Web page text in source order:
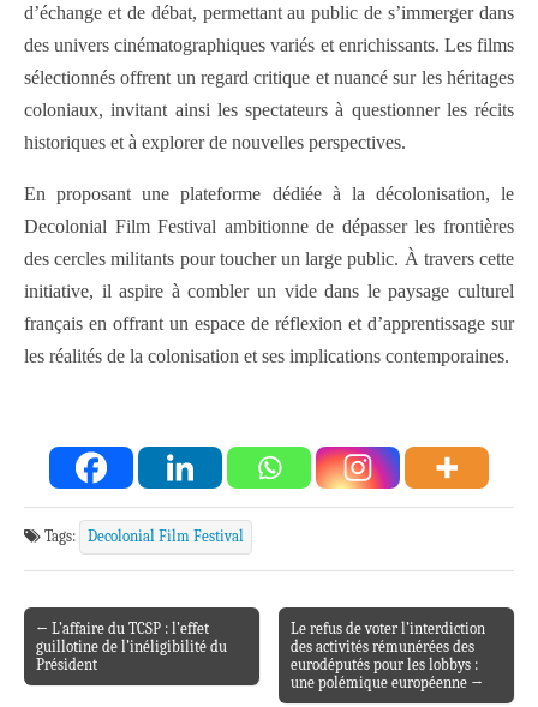
d’échange et de débat, permettant au public de s’immerger dans
des univers cinématographiques variés et enrichissants. Les films
sélectionnés offrent un regard critique et nuancé sur les héritages
coloniaux, invitant ainsi les spectateurs à questionner les récits
historiques et à explorer de nouvelles perspectives.
En proposant une plateforme dédiée à la décolonisation, le
Decolonial Film Festival ambitionne de dépasser les frontières
des cercles militants pour toucher un large public. À travers cette
initiative, il aspire à combler un vide dans le paysage culturel
français en offrant un espace de réflexion et d’apprentissage sur
les réalités de la colonisation et ses implications contemporaines.
Tags: Decolonial Film Festival
Post navigation
← L’affaire du TCSP : l’effet
guillotine de l’inéligibilité du
Président
Le refus de voter l’interdiction
des activités rémunérées des
eurodéputés pour les lobbys :
une polémique européenne →